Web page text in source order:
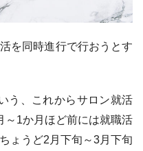
を同時進行で行おうとす
う、これからサロン就活
～1か月ほど前には就職活
ょうど2月下旬～3月下旬